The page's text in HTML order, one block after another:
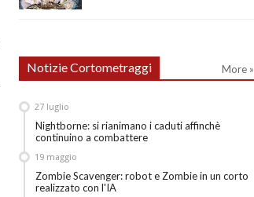
Notizie Cortometraggi More »
Nightborne: si rianimano i caduti affinchè
continuino a combattere
27 luglio
Zombie Scavenger: robot e Zombie in un corto
realizzato con l'IA
19 maggio